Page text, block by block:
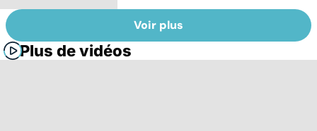
Voir plus
Plus de vidéos